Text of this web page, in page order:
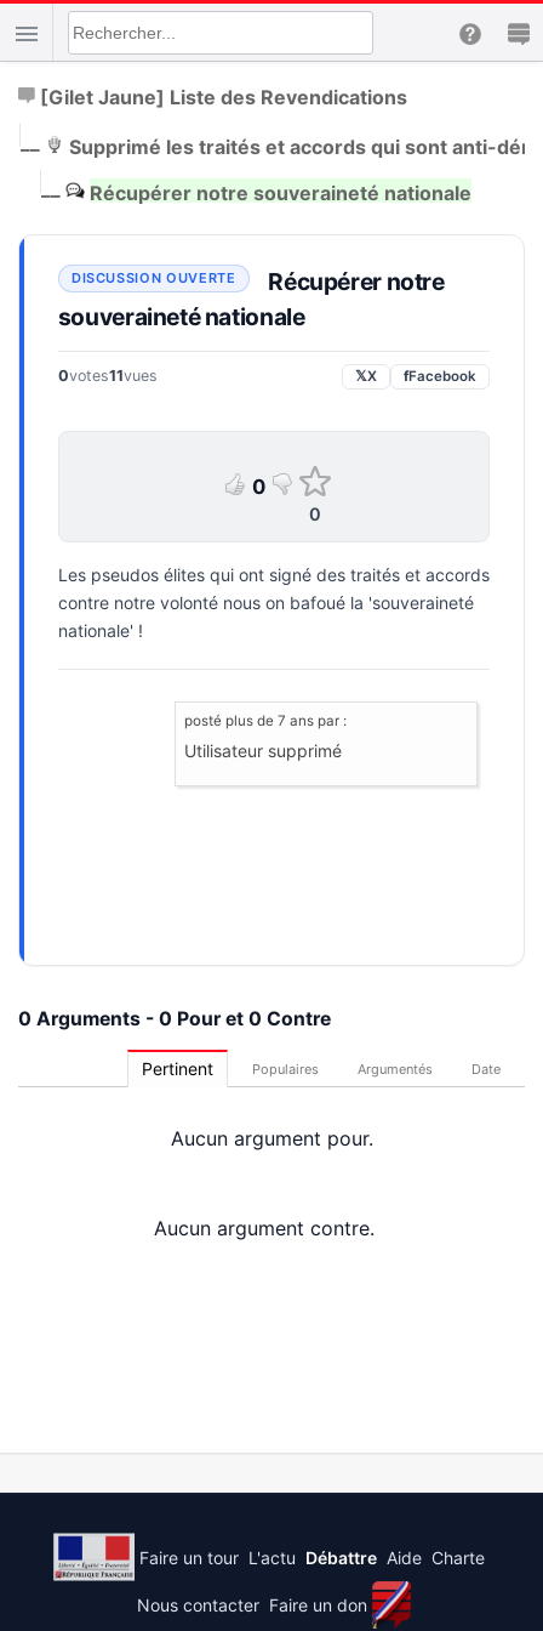
[Gilet Jaune] Liste des Revendications
__
Supprimé les traités et accords qui sont anti-
__ Récupérer notre souveraineté nationale
Récupérer notre
souveraineté nationale
0votes11vues 𝕏X fFacebook
0
0
Les pseudos élites qui ont signé des traités et accords
contre notre volonté nous on bafoué la 'souveraineté
nationale' !
posté plus de 7 ans par :
Utilisateur supprimé
0 Arguments - 0 Pour et 0 Contre
Pertinent Populaires Argumentés Date
Aucun argument pour.
Aucun argument contre.
Faire un tour L'actu Débattre Aide Charte
Nous contacter Faire un don